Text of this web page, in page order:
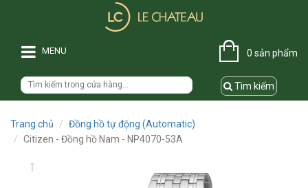
MENU 0 sản phẩm
Tìm kiếm
Trang chủ
Đồng hồ tự động (Automatic)
Citizen - Đồng hồ Nam - NP4070-53A